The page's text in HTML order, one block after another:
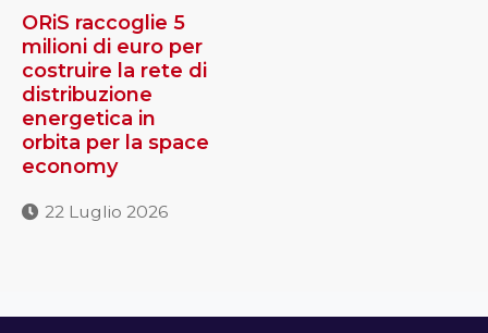
ORiS raccoglie 5
milioni di euro per
costruire la rete di
distribuzione
energetica in
orbita per la space
economy
22 Luglio 2026